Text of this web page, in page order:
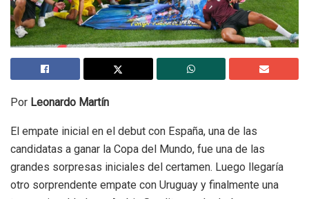
Por Leonardo Martín
El empate inicial en el debut con España, una de las
candidatas a ganar la Copa del Mundo, fue una de las
grandes sorpresas iniciales del certamen. Luego llegaría
otro sorprendente empate con Uruguay y finalmente una